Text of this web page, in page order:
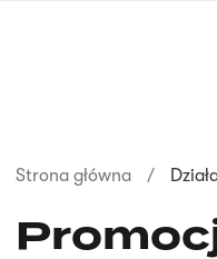
Ścieżka
Strona główna